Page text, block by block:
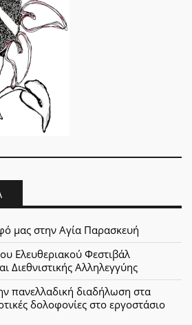
μας στην Αγία Παρασκευή
Ελευθεριακού Φεστιβάλ
Διεθνιστικής Αλληλεγγύης
πανελλαδική διαδήλωση στα
δολοφονίες στο εργοστάσιο